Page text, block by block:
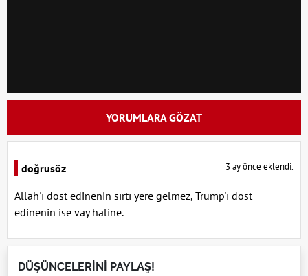
YORUMLARA GÖZAT
doğrusöz 3 ay önce eklendi.
Allah'ı dost edinenin sırtı yere gelmez, Trump'ı dost
edinenin ise vay haline.
DÜŞÜNCELERİNİ PAYLAŞ!